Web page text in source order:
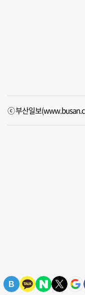
ⓒ 부산일보